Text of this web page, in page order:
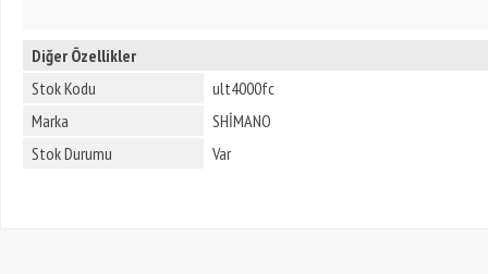
Diğer Özellikler
Stok Kodu
ult4000fc
Marka
SHİMANO
Stok Durumu
Var